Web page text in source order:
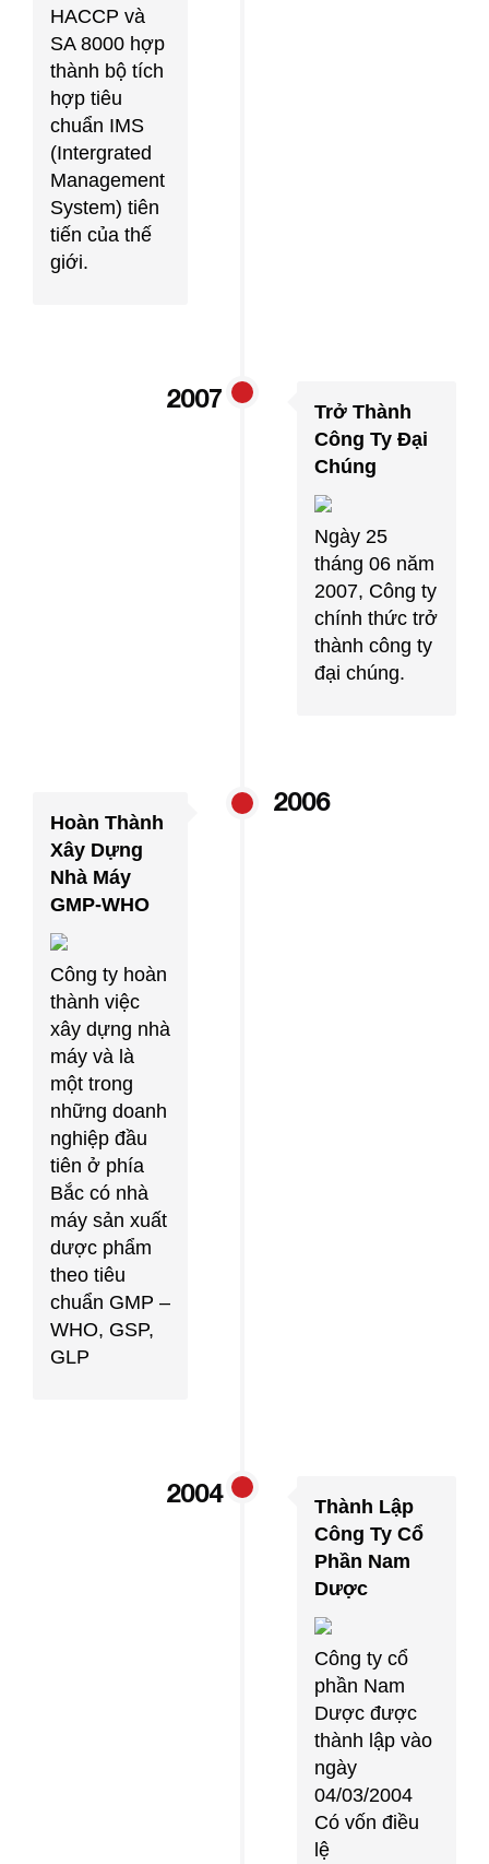
HACCP và
SA 8000 hợp
thành bộ tích
hợp tiêu
chuẩn IMS
(Intergrated
Management
System) tiên
tiến của thế
giới.
2007
Trở Thành
Công Ty Đại
Chúng
Ngày 25
tháng 06 năm
2007, Công ty
chính thức trở
thành công ty
đại chúng.
2006
Hoàn Thành
Xây Dựng
Nhà Máy
GMP-WHO
Công ty hoàn
thành việc
xây dựng nhà
máy và là
một trong
những doanh
nghiệp đầu
tiên ở phía
Bắc có nhà
máy sản xuất
dược phẩm
theo tiêu
chuẩn GMP –
WHO, GSP,
GLP
2004
Thành Lập
Công Ty Cổ
Phần Nam
Dược
Công ty cổ
phần Nam
Dược được
thành lập vào
ngày
04/03/2004
Có vốn điều
lệ